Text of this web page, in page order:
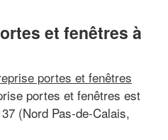
et fenêtres à
portes et fenêtres
portes et fenêtres est
(Nord Pas-de-Calais,